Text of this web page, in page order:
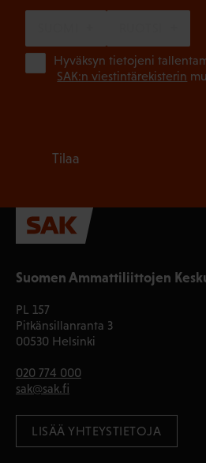
Suomen Ammattiliittojen
PL 157
Pitkänsillanranta 3
00530 Helsinki
020 774 000
sak@sak.fi
LISÄÄ YHTEYSTIETOJA
Hyväksyn tietojeni
SAK:n viestintärekisterin
Tilaa